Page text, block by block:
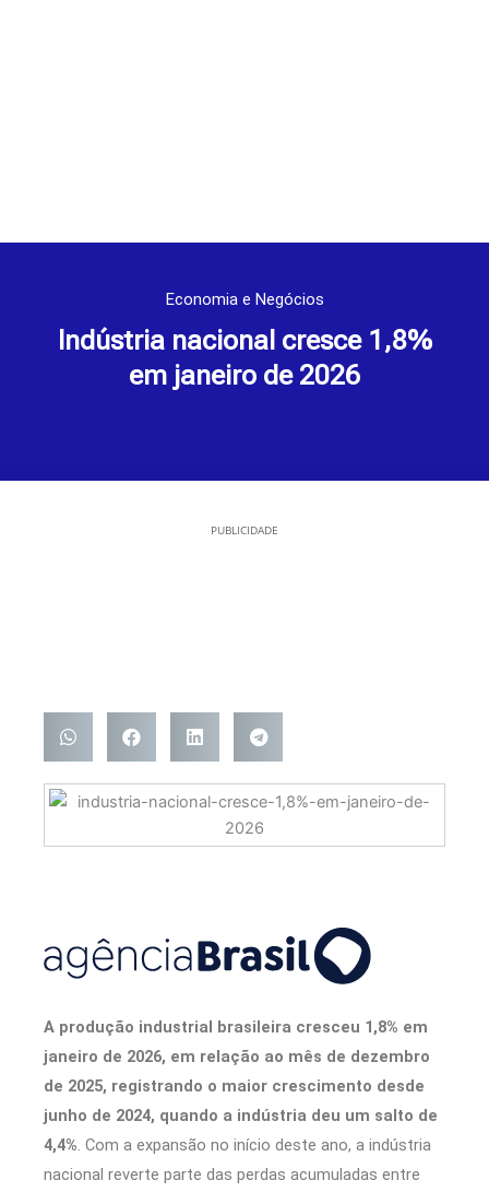
Economia e Negócios
Indústria nacional cresce 1,8%
em janeiro de 2026
PUBLICIDADE
A produção industrial brasileira cresceu 1,8% em
janeiro de 2026, em relação ao mês de dezembro
de 2025, registrando o maior crescimento desde
junho de 2024, quando a indústria deu um salto de
4,4%. Com a expansão no início deste ano, a indústria
nacional reverte parte das perdas acumuladas entre